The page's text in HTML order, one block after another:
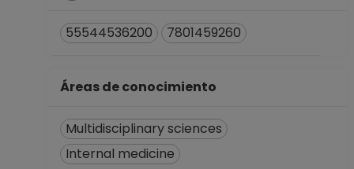
55544536200 7801459260
Áreas de conocimiento
Multidisciplinary sciences
Internal medicine